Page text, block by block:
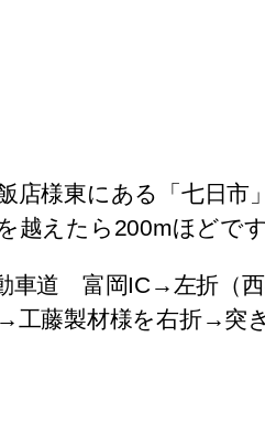
店様東にある「七日市
越えたら200mほどです
車道 富岡IC→左折（
工藤製材様を右折→突